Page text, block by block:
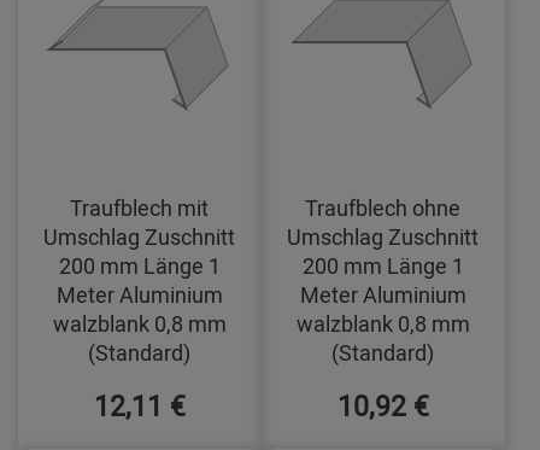
Traufblech mit
Umschlag Zuschnitt
200 mm Länge 1
Meter Aluminium
walzblank 0,8 mm
(Standard)
12,11 €
Traufblech ohne
Umschlag Zuschnitt
200 mm Länge 1
Meter Aluminium
walzblank 0,8 mm
(Standard)
10,92 €